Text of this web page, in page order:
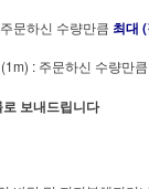
문하신 수량만큼 최대
(1m) : 주문하신 수량만큼
보내드립니다